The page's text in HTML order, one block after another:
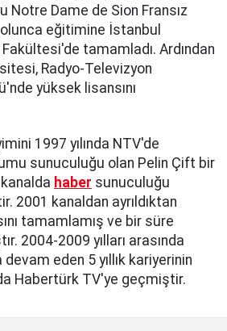
Notre Dame de Sion Fransız
eğitimine İstanbul
tamamladı. Ardından
Radyo-Televizyon
yüksek lisansını
1997 yılında NTV'de
sunuculuğu olan Pelin Çift bir
haber sunuculuğu
2001 kanaldan ayrıldıktan
tamamlamış ve bir süre
2004-2009 yılları arasında
devam eden 5 yıllık kariyerinin
Habertürk TV'ye geçmiştir.